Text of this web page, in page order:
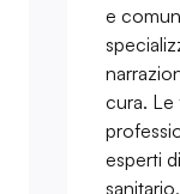
e
cura. Le
esperti